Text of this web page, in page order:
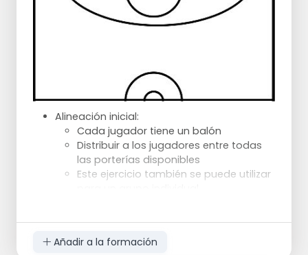
El reboteador tiene que rematar si el
otro jugador falla
cuántos anota
Regresión :
Menos tiros
Rebote sin finalización
Alineación inicial:
Cada jugador tiene un balón
Distribuir a los jugadores entre todas
las porterías disponibles
Este ejercicio también se puede utilizar
Un tiro perfecto es un tiro con 1 mano
Añadir a la formación